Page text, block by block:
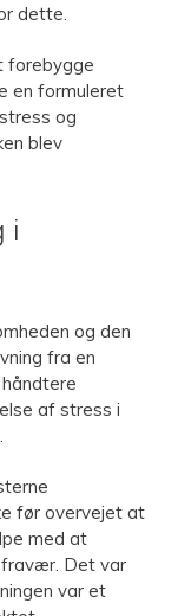
dette.
forebygge
en formuleret
og
blev
i
og den
fra en
af stress i
før overvejet at
med at
Det var
var et